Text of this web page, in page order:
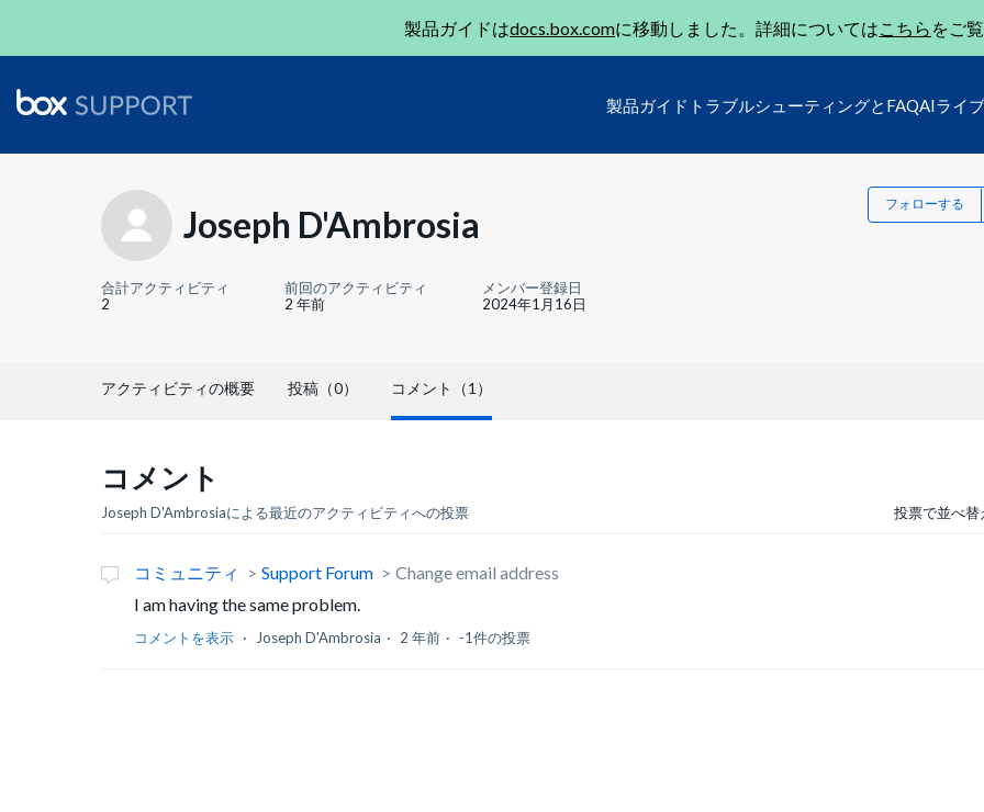
製品ガイドはdocs.box.comに移動しました。詳細についてはこちら をご
製品ガイド トラブルシューティングとFAQAIライ
Joseph D'Ambrosia フォローする
合計アクティビティ
2
前回のアクティビティ
2 年前
メンバー登録日
2024年1月16日
アクティビティの概要 投稿（0） コメント（1）
コメント
Joseph D'Ambrosiaによる最近のアクティビティへの投票 投票で並べ
コミュニティ Support Forum
Change email address
I am having the same problem.
コメントを表示 Joseph D'Ambrosia 2 年前 -1件の投票